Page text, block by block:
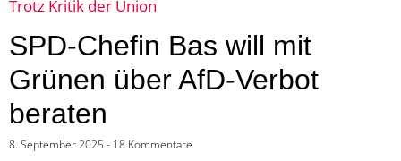
Trotz Kritik der Union
SPD-Chefin Bas will mit
Grünen über AfD-Verbot
beraten
8. September 2025 18 Kommentare